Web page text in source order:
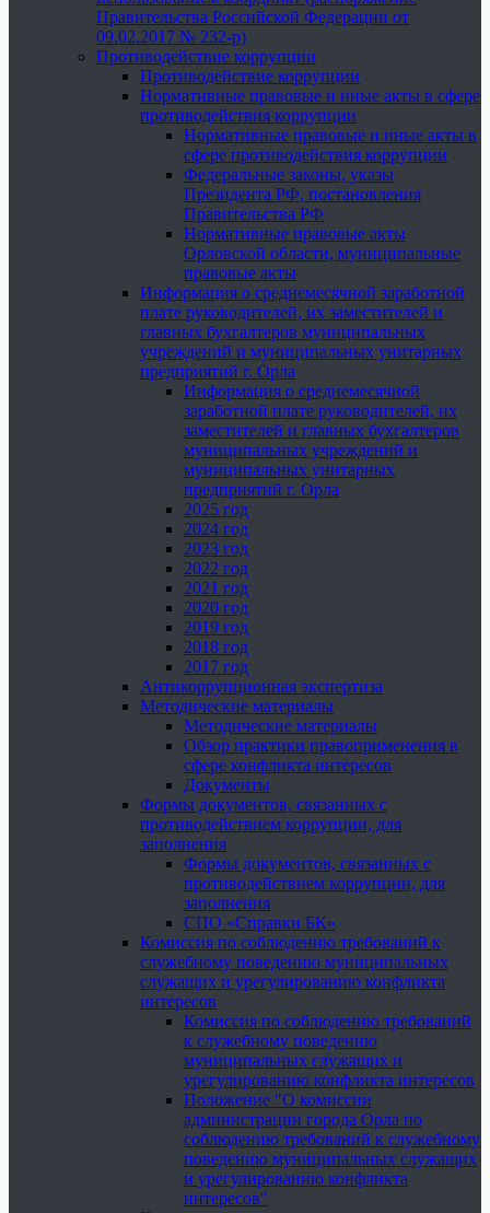
Правительства Российской Федерации от
09.02.2017 № 232-р)
Противодействие коррупции
Противодействие коррупции
Нормативные правовые и иные акты в сфере
противодействия коррупции
Нормативные правовые и иные акты в
сфере противодействия коррупции
Федеральные законы, указы
Президента РФ, постановления
Правительства РФ
Нормативные правовые акты
Орловской области, муниципальные
правовые акты
Информация о среднемесячной заработной
плате руководителей, их заместителей и
главных бухгалтеров муниципальных
учреждений и муниципальных унитарных
предприятий г. Орла
Информация о среднемесячной
заработной плате руководителей, их
заместителей и главных бухгалтеров
муниципальных учреждений и
муниципальных унитарных
предприятий г. Орла
2025 год
2024 год
2023 год
2022 год
2021 год
2020 год
2019 год
2018 год
2017 год
Антикоррупционная экспертиза
Методические материалы
Методические материалы
Обзор практики правоприменения в
сфере конфликта интересов
Документы
Формы документов, связанных с
противодействием коррупции, для
заполнения
Формы документов, связанных с
противодействием коррупции, для
заполнения
СПО «Справки БК»
Комиссия по соблюдению требований к
служебному поведению муниципальных
служащих и урегулированию конфликта
интересов
Комиссия по соблюдению требований
к служебному поведению
муниципальных служащих и
урегулированию конфликта интересов
Положение "О комиссии
администрации города Орла по
соблюдению требований к служебному
поведению муниципальных служащих
и урегулированию конфликта
интересов"